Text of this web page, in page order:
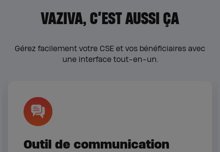
VAZIVA, C’EST AUSSI ÇA
Gérez facilement votre CSE et vos bénéficiaires avec
une interface tout-en-un.
Outil de communication